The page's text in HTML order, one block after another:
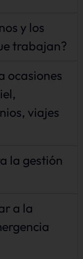
y los
trabajan?
ocasiones
viajes
la gestión
a la